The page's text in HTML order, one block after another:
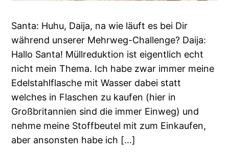
Santa: Huhu, Daija, na wie läuft es bei Dir
während unserer Mehrweg-Challenge? Daija:
Hallo Santa! Müllreduktion ist eigentlich echt
nicht mein Thema. Ich habe zwar immer meine
Edelstahlflasche mit Wasser dabei statt
welches in Flaschen zu kaufen (hier in
Großbritannien sind die immer Einweg) und
nehme meine Stoffbeutel mit zum Einkaufen,
aber ansonsten habe ich […]